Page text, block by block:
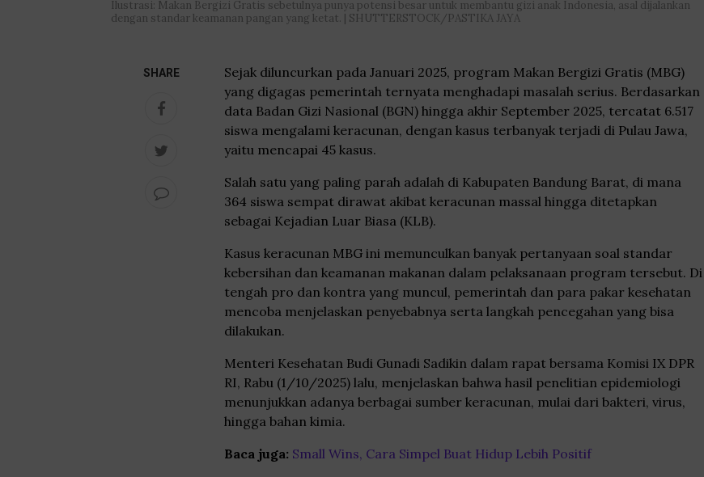
Ilustrasi: Makan Bergizi Gratis sebetulnya punya potensi besar untuk membantu gizi anak Indonesia, asal dijalankan
dengan standar keamanan pangan yang ketat. | SHUTTERSTOCK/PASTIKA JAYA
SHARE
Sejak diluncurkan pada Januari 2025, program Makan Bergizi Gratis (MBG)
yang digagas pemerintah ternyata menghadapi masalah serius. Berdasarkan
data Badan Gizi Nasional (BGN) hingga akhir September 2025, tercatat 6.517
siswa mengalami keracunan, dengan kasus terbanyak terjadi di Pulau Jawa,
yaitu mencapai 45 kasus.
Salah satu yang paling parah adalah di Kabupaten Bandung Barat, di mana
364 siswa sempat dirawat akibat keracunan massal hingga ditetapkan
sebagai Kejadian Luar Biasa (KLB).
Kasus keracunan MBG ini memunculkan banyak pertanyaan soal standar
kebersihan dan keamanan makanan dalam pelaksanaan program tersebut. Di
tengah pro dan kontra yang muncul, pemerintah dan para pakar kesehatan
mencoba menjelaskan penyebabnya serta langkah pencegahan yang bisa
dilakukan.
Menteri Kesehatan Budi Gunadi Sadikin dalam rapat bersama Komisi IX DPR
RI, Rabu (1/10/2025) lalu, menjelaskan bahwa hasil penelitian epidemiologi
menunjukkan adanya berbagai sumber keracunan, mulai dari bakteri, virus,
hingga bahan kimia.
Baca juga: Small Wins, Cara Simpel Buat Hidup Lebih Positif